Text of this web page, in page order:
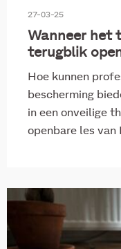
27-03-25
Wanneer het
terugblik
Hoe kunnen
bescherming
in een onveilige
openbare les van